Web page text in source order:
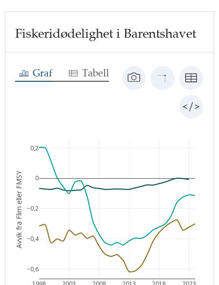
Fiskeridødelighet i Barentshavet
Graf Tabell
−0,6
−0,4
−0,2
0
0,2
Avvik fra Flim eller FMSY